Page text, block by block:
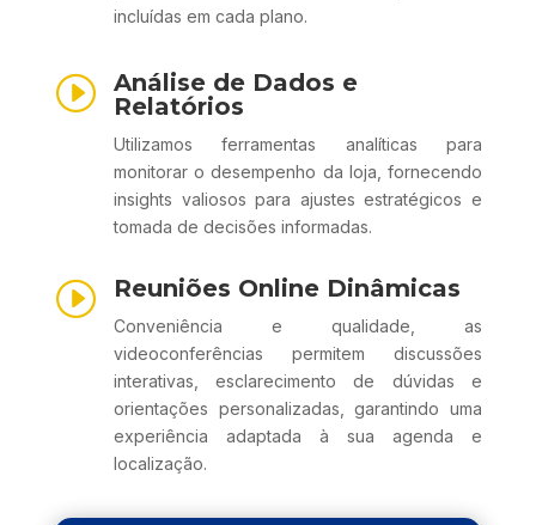
incluídas em cada plano.
I
Análise de Dados e
Relatórios
Utilizamos ferramentas analíticas para
monitorar o desempenho da loja, fornecendo
insights valiosos para ajustes estratégicos e
tomada de decisões informadas.
I Reuniões Online Dinâmicas
Conveniência e qualidade, as
videoconferências permitem discussões
interativas, esclarecimento de dúvidas e
orientações personalizadas, garantindo uma
experiência adaptada à sua agenda e
localização.